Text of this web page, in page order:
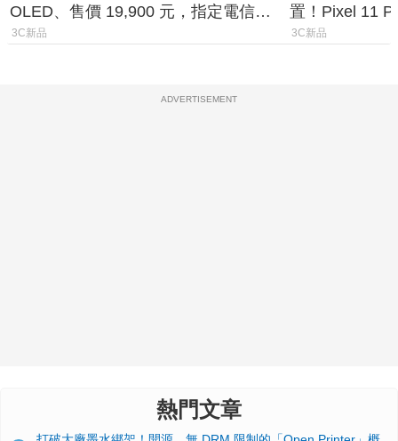
OLED、售價 19,900 元，指定電信資
費最低 0 元入手
3C新品
置！Pixel 11
1.6%
3C新品
ADVERTISEMENT
熱門文章